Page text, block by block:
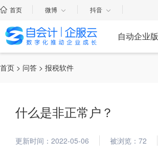
首页 微博 抖音
自动企业版
首页 > 问答 > 报税软件
什么是非正常户？
更新时间：2022-05-06 被浏览：72